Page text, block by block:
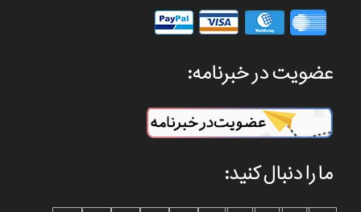
عضویت در خبرنامه:
ما را دنبال کنید: